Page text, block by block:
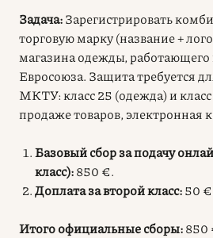
Задача:Зарегистрировать
торговую марку (название +
магазина одежды, работающего
Евросоюза. Защита требуется
МКТУ: класс 25 (одежда) и класс
продаже товаров, электронная
Базовый сбор за подачу
класс):850 €.
Доплата за второй класс:50
Итого официальные сборы:850